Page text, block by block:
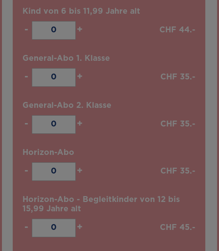
Kind von 6 bis 11,99 Jahre alt
- + CHF 44.-
General-Abo 1. Klasse
- + CHF 35.-
General-Abo 2. Klasse
- + CHF 35.-
Horizon-Abo
- + CHF 35.-
Horizon-Abo - Begleitkinder von 12 bis
15,99 Jahre alt
- + CHF 45.-